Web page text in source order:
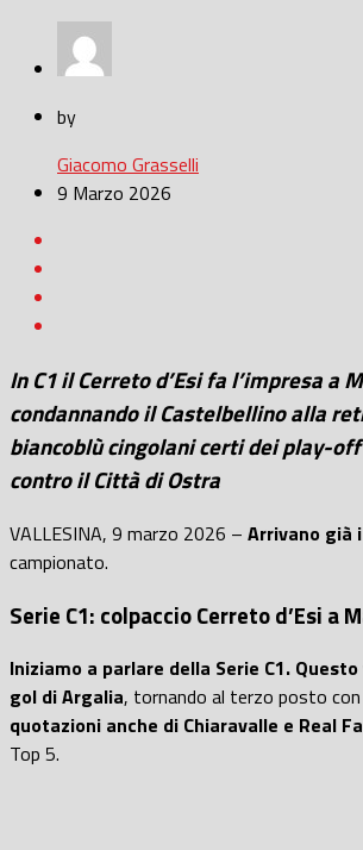
by
Giacomo Grasselli
9 Marzo 2026
In C1 il Cerreto d’Esi fa l’impresa
condannando il Castelbellino alla
biancoblù cingolani certi dei play-
contro il Città di Ostra
VALLESINA, 9 marzo 2026 – Arrivano già
campionato.
Serie C1: colpaccio Cerreto d’Esi
Iniziamo a parlare della Serie C1.
gol di Argalia, tornando al terzo posto con
quotazioni anche di Chiaravalle e Real
Top 5.